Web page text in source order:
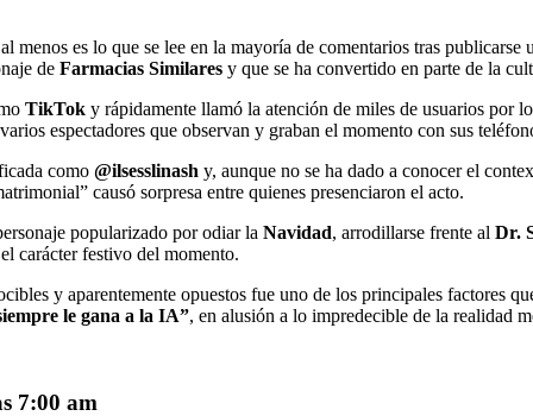
menos es lo que se lee en la mayoría de comentarios tras
de Farmacias Similares y que se ha convertido en parte de la
TikTok y rápidamente llamó la atención de miles de usuarios por
espectadores que observan y graban el momento con sus
como @ilsesslinash y, aunque no se ha dado a conocer el
causó sorpresa entre quienes presenciaron el acto.
popularizado por odiar la Navidad, arrodillarse frente al Dr.
carácter festivo del momento.
y aparentemente opuestos fue uno de los principales factores
le gana a la IA”, en alusión a lo impredecible de la realidad
7:00 am